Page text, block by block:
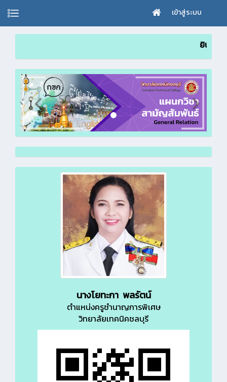
เข้าสู่ระบบ
ยินดีต้อนรับเข้าสู่โฮมเ
นางโยทะกา พลรัตน์
ตำแหน่งครูชำนาญการพิเศษ
วิทยาลัยเทคนิคชลบุรี